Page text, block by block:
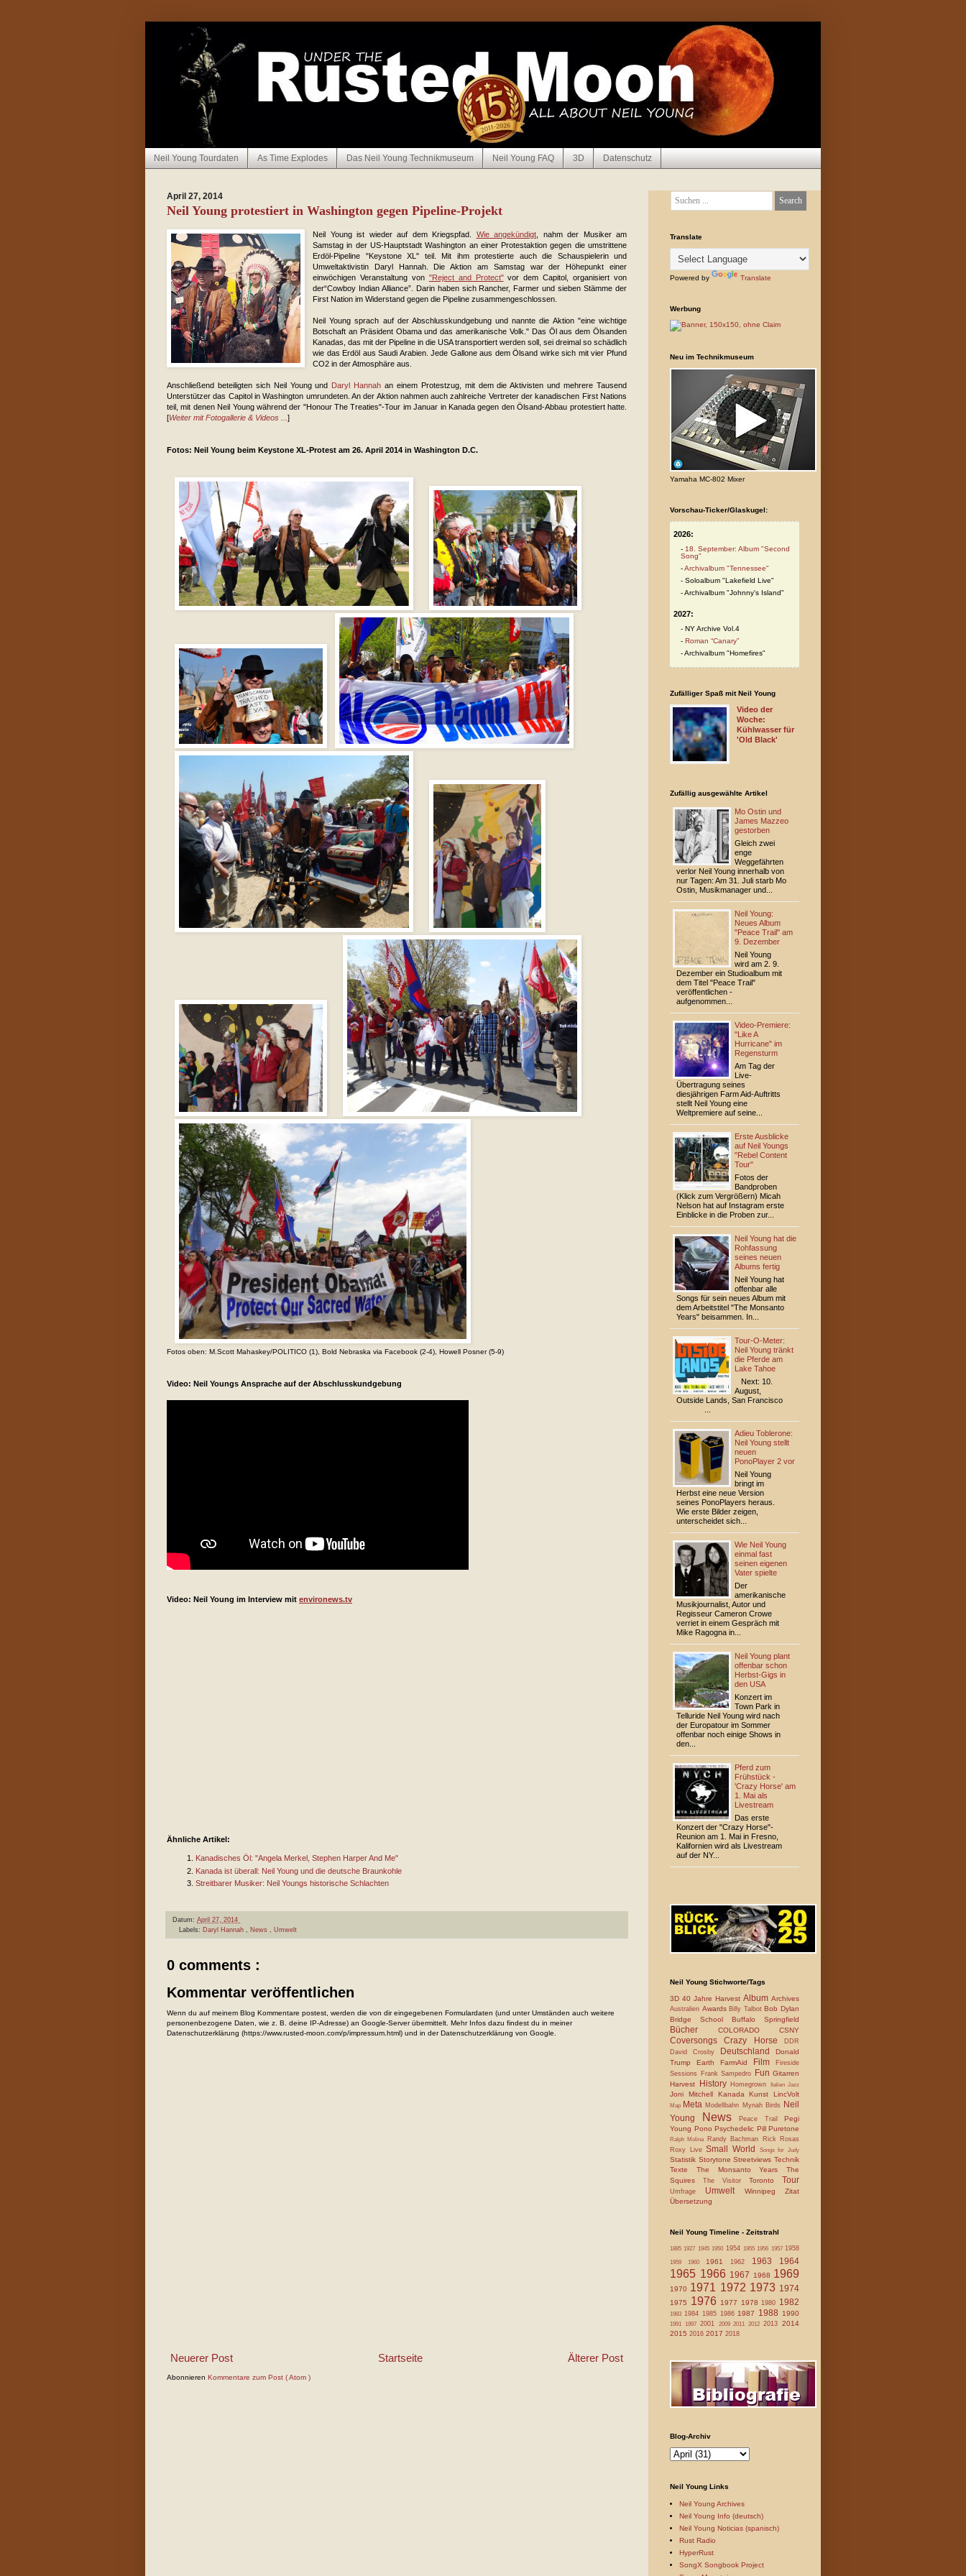
Neil Young Tourdaten As Time Explodes Das Neil Young Technikmuseum Neil Young FAQ 3D Datenschutz
April 27, 2014
Neil Young protestiert in Washington gegen Pipeline-Projekt
Neil Young ist wieder auf dem Kriegspfad. Wie angekündigt , nahm der Musiker am
Samstag in der US-Hauptstadt Washington an einer Protestaktion gegen die umstrittene
Erdöl-Pipeline "Keystone XL" teil. Mit ihm protestierte auch die Schauspielerin und
Umweltaktivistin Daryl Hannah. Die Aktion am Samstag war der Höhepunkt einer
einwöchigen Veranstaltung von "Reject and Protect"vor dem Capitol, organisiert von
der“Cowboy Indian Alliance”. Darin haben sich Rancher, Farmer und sieben Stämme der
First Nation im Widerstand gegen die Pipeline zusammengeschlossen.
Neil Young sprach auf der Abschlusskundgebung und nannte die Aktion "eine wichtige
Botschaft an Präsident Obama und das amerikanische Volk." Das Öl aus dem Ölsanden
Kanadas, das mit der Pipeline in die USA transportiert werden soll, sei dreimal so schädlich
wie das Erdöl aus Saudi Arabien. Jede Gallone aus dem Ölsand wirke sich mit vier Pfund
CO2 in der Atmosphäre aus.
Anschließend beteiligten sich Neil Young und Daryl Hannah an einem Protestzug, mit dem die Aktivisten und mehrere Tausend
Unterstützer das Capitol in Washington umrundeten. An der Aktion nahmen auch zahlreiche Vertreter der kanadischen First Nations
teil, mit denen Neil Young während der "Honour The Treaties"-Tour im Januar in Kanada gegen den Ölsand-Abbau protestiert hatte.
[Weiter mit Fotogallerie & Videos ... ]
Fotos: Neil Young beim Keystone XL-Protest am 26. April 2014 in Washington D.C.
Fotos oben: M.Scott Mahaskey/POLITICO (1), Bold Nebraska via Facebook (2-4), Howell Posner (5-9)
Video: Neil Youngs Ansprache auf der Abschlusskundgebung
Video: Neil Young im Interview mit environews.tv
Ähnliche Artikel:
Kanadisches Öl: "Angela Merkel, Stephen Harper And Me"
Kanada ist überall: Neil Young und die deutsche Braunkohle
Streitbarer Musiker: Neil Youngs historische Schlachten
Datum: April 27, 2014
Labels: Daryl Hannah , News , Umwelt
0 comments :
Kommentar veröffentlichen
Wenn du auf meinem Blog Kommentare postest, werden die von dir eingegebenen Formulardaten (und unter Umständen auch weitere
personenbezogene Daten, wie z. B. deine IP-Adresse) an Google-Server übermittelt. Mehr Infos dazu findest du in meiner
Datenschutzerklärung (https://www.rusted-moon.com/p/impressum.html) und in der Datenschutzerklärung von Google.
Neuerer Post Älterer Post
Startseite
Abonnieren Kommentare zum Post ( Atom )
Translate
Powered by Translate
Werbung
Neu im Technikmuseum
Yamaha MC-802 Mixer
Vorschau-Ticker/Glaskugel:
2026:
18. September: Album "Second
Song"
Archivalbum "Tennessee"
Soloalbum "Lakefield Live"
Archivalbum "Johnny's Island"
2027:
NY Archive Vol.4
Roman “Canary”
Archivalbum "Homefires"
Zufälliger Spaß mit Neil Young
Video der
Woche:
Kühlwasser für
'Old Black'
Zufällig ausgewählte Artikel
Mo Ostin und
James Mazzeo
gestorben
Gleich zwei
enge
Weggefährten
verlor Neil Young innerhalb von
nur Tagen: Am 31. Juli starb Mo
Ostin, Musikmanager und...
Neil Young:
Neues Album
"Peace Trail" am
9. Dezember
Neil Young
wird am 2. 9.
Dezember ein Studioalbum mit
dem Titel "Peace Trail"
veröffentlichen -
aufgenommen...
Video-Premiere:
"Like A
Hurricane" im
Regensturm
Am Tag der
Live-
Übertragung seines
diesjährigen Farm Aid-Auftritts
stellt Neil Young eine
Weltpremiere auf seine...
Erste Ausblicke
auf Neil Youngs
"Rebel Content
Tour"
Fotos der
Bandproben
(Klick zum Vergrößern) Micah
Nelson hat auf Instagram erste
Einblicke in die Proben zur...
Neil Young hat die
Rohfassung
seines neuen
Albums fertig
Neil Young hat
offenbar alle
Songs für sein neues Album mit
dem Arbeitstitel "The Monsanto
Years" beisammen. In...
Tour-O-Meter:
Neil Young tränkt
die Pferde am
Lake Tahoe
Next: 10.
August,
Outside Lands, San Francisco
Adieu Toblerone:
Neil Young stellt
neuen
PonoPlayer 2 vor
Neil Young
bringt im
Herbst eine neue Version
seines PonoPlayers heraus.
Wie erste Bilder zeigen,
unterscheidet sich...
Wie Neil Young
einmal fast
seinen eigenen
Vater spielte
Der
amerikanische
Musikjournalist, Autor und
Regisseur Cameron Crowe
verriet in einem Gespräch mit
Mike Ragogna in...
Neil Young plant
offenbar schon
Herbst-Gigs in
den USA
Konzert im
Town Park in
Telluride Neil Young wird nach
der Europatour im Sommer
offenbar noch einige Shows in
den...
Pferd zum
Frühstück -
'Crazy Horse' am
1. Mai als
Livestream
Das erste
Konzert der "Crazy Horse"-
Reunion am 1. Mai in Fresno,
Kalifornien wird als Livestream
auf der NY...
Neil Young Stichworte/Tags
3D 40 Jahre Harvest Album Archives
Australien Awards Billy Talbot Bob Dylan
Bridge School Buffalo Springfield
Bücher COLORADO CSNY
CoversongsCrazy HorseDDR
David Crosby
Deutschland
Donald
Trump Earth FarmAid Film
Fireside
Sessions
Frank Sampedro Fun Gitarren
Harvest
History Homegrown Italien Jazz
Joni Mitchell Kanada Kunst LincVolt
Map MetaModellbahn Mynah Birds
Neil
Young
News Peace Trail Pegi
Young Pono Psychedelic Pill Puretone
Ralph Molina Randy Bachman
Rick Rosas
Roxy LiveSmall World Songs for Judy
Statistik StorytoneStreetviewsTechnik
Texte The Monsanto Years The
Squires The Visitor Toronto Tour
Umfrage Umwelt WinnipegZitat
Übersetzung
Neil Young Timeline - Zeitstrahl
18851927 19451950 1954 19551956 1957 1958
1959 1960 1961 1962 1963 1964
1965 1966 1967 1968 1969
1970 1971 1972 1973 1974
1975 1976 1977 19781980 1982
1983 1984 1985 19861987 19881990
1991 1997 2001 20092011201220132014
2015 2016 2017 2018
Blog-Archiv
Neil Young Links
Neil Young Archives
Neil Young Info (deutsch)
Neil Young Noticias (spanisch)
Rust Radio
HyperRust
SongX Songbook Project